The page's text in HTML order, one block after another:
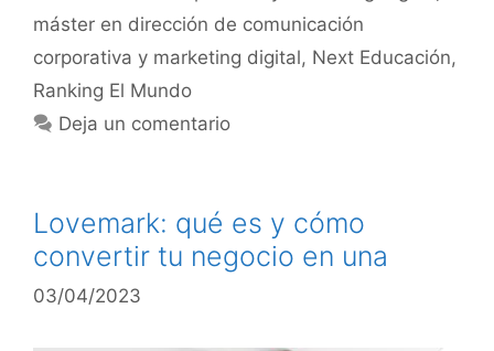
máster en dirección de comunicación
corporativa y marketing digital, Next Educación,
Ranking El Mundo
Deja un comentario
Lovemark: qué es y cómo
convertir tu negocio en una
03/04/2023